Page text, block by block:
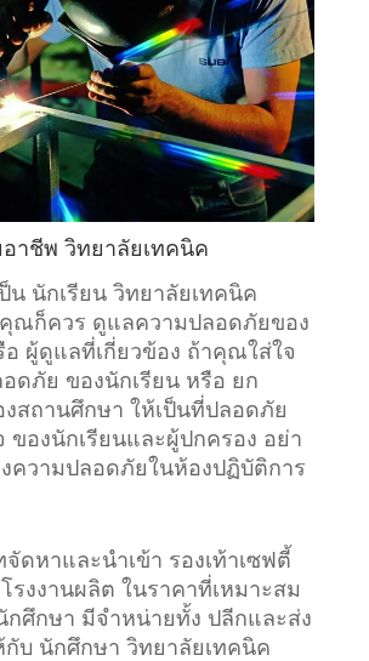
อาชีพ วิทยาลัยเทคนิค
น นักเรียน วิทยาลัยเทคนิค
ณก็ควร ดูแลความปลอดภัยของ
ผู้ดูแลที่เกี่ยวข้อง ถ้าคุณใส่ใจ
อดภัย ของนักเรียน หรือ ยก
สถานศึกษา ให้เป็นที่ปลอดภัย
ของนักเรียนและผู้ปกครอง อย่า
งความปลอดภัยในห้องปฏิบัติการ
จัดหาและนำเข้า รองเท้าเซฟตี้
งงานผลิต ในราคาที่เหมาะสม
กศึกษา มีจำหน่ายทั้ง ปลีกและส่ง
บ นักศึกษา วิทยาลัยเทคนิค